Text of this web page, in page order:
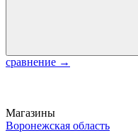
сравнение →
Магазины
Воронежская область